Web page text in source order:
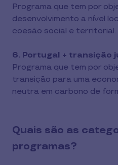
Programa que tem por
desenvolvimento a nível
coesão social e territorial.
6. Portugal + transição
Programa que tem por
transição para uma
neutra em carbono de
Quais são as
programas?